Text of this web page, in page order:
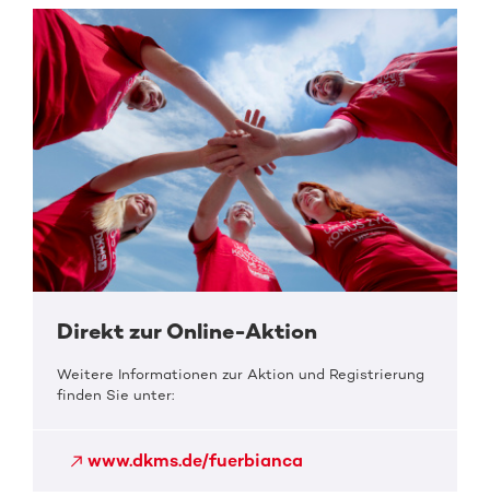
Direkt zur Online-Aktion
Weitere Informationen zur Aktion und Registrierung
finden Sie unter:
www.dkms.de/fuerbianca